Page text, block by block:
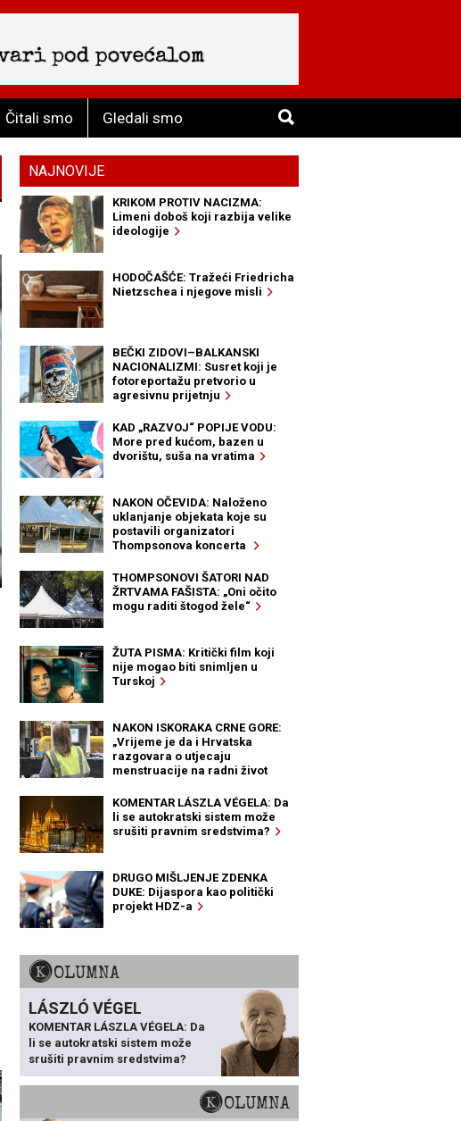
Čitali smo Gledali smo
NAJNOVIJE
KRIKOM PROTIV NACIZMA:
Limeni doboš koji razbija velike
ideologije
HODOČAŠĆE: Tražeći Friedricha
Nietzschea i njegove misli
BEČKI ZIDOVI–BALKANSKI
NACIONALIZMI: Susret koji je
fotoreportažu pretvorio u
agresivnu prijetnju
KAD „RAZVOJ“ POPIJE VODU:
More pred kućom, bazen u
dvorištu, suša na vratima
NAKON OČEVIDA: Naloženo
uklanjanje objekata koje su
postavili organizatori
Thompsonova koncerta
THOMPSONOVI ŠATORI NAD
ŽRTVAMA FAŠISTA: „Oni očito
mogu raditi štogod žele“
ŽUTA PISMA: Kritički film koji
nije mogao biti snimljen u
Turskoj
NAKON ISKORAKA CRNE GORE:
„Vrijeme je da i Hrvatska
razgovara o utjecaju
menstruacije na radni život
KOMENTAR LÁSZLA VÉGELA: Da
li se autokratski sistem može
srušiti pravnim sredstvima?
DRUGO MIŠLJENJE ZDENKA
DUKE: Dijaspora kao politički
projekt HDZ-a
KOLUMNA
LÁSZLÓ VÉGEL
KOMENTAR LÁSZLA VÉGELA: Da
li se autokratski sistem može
srušiti pravnim sredstvima?
KOLUMNA